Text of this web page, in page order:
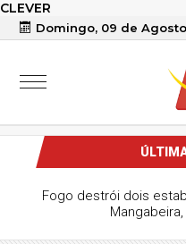
CLEVER
Domingo, 09 de
Fogo destrói dois